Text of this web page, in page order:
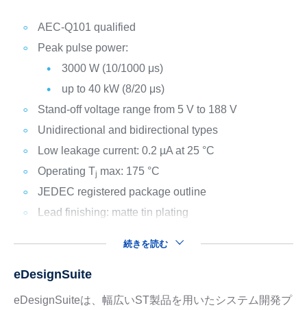
AEC-Q101 qualified
Peak pulse power:
3000 W (10/1000 μs)
up to 40 kW (8/20 μs)
Stand-off voltage range from 5 V to 188 V
Unidirectional and bidirectional types
Low leakage current: 0.2 µA at 25 °C
Operating Tj max: 175 °C
JEDEC registered package outline
Lead finishing: matte tin plating
続きを読む
eDesignSuite
eDesignSuiteは、幅広いST製品を用いたシステム開発プ